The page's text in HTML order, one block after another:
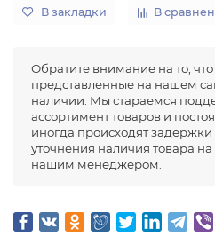
В закладки В
Обратите внимание на то, что
представленные на нашем
наличии. Мы стараемся
ассортимент товаров и
иногда происходят задержки
уточнения наличия товара на
нашим менеджером.